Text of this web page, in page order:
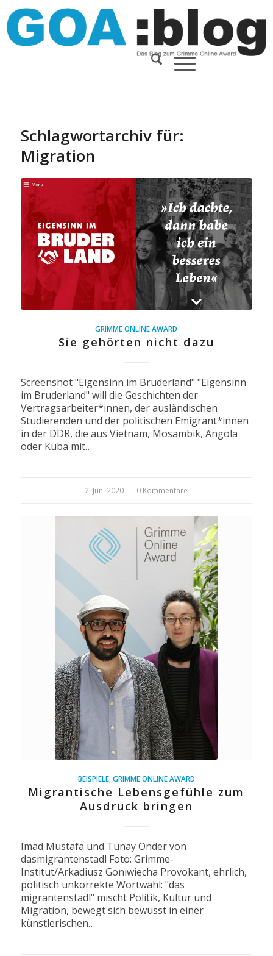
Schlagwortarchiv für:
Migration
GRIMME ONLINE AWARD
Sie gehörten nicht dazu
Screenshot "Eigensinn im Bruderland" "Eigensinn
im Bruderland" will die Geschichten der
Vertragsarbeiter*innen, der ausländischen
Studierenden und der politischen Emigrant*innen
in der DDR, die aus Vietnam, Mosambik, Angola
oder Kuba mit…
2. Juni 2020
/ 0 Kommentare
BEISPIELE,GRIMME ONLINE AWARD
Migrantische Lebensgefühle zum
Ausdruck bringen
Imad Mustafa und Tunay Önder von
dasmigrantenstadl Foto: Grimme-
Institut/Arkadiusz Goniwiecha Provokant, ehrlich,
politisch unkorrekte Wortwahl: "das
migrantenstadl" mischt Politik, Kultur und
Migration, bewegt sich bewusst in einer
künstlerischen…